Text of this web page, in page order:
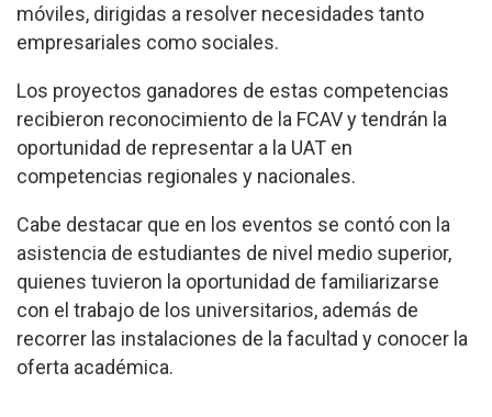
móviles, dirigidas a resolver necesidades tanto
empresariales como sociales.
Los proyectos ganadores de estas competencias
recibieron reconocimiento de la FCAV y tendrán la
oportunidad de representar a la UAT en
competencias regionales y nacionales.
Cabe destacar que en los eventos se contó con la
asistencia de estudiantes de nivel medio superior,
quienes tuvieron la oportunidad de familiarizarse
con el trabajo de los universitarios, además de
recorrer las instalaciones de la facultad y conocer la
oferta académica.